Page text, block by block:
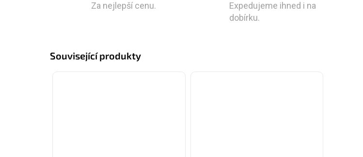
Za nejlepší cenu.
Expedujeme ihned i na
dobírku.
Související produkty